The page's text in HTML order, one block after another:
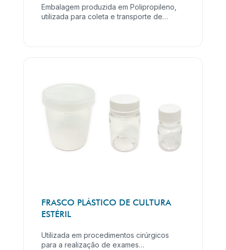
Embalagem produzida em Polipropileno,
utilizada para coleta e transporte de
FRASCO PLÁSTICO DE CULTURA
ESTÉRIL
Utilizada em procedimentos cirúrgicos
para a realização de exames